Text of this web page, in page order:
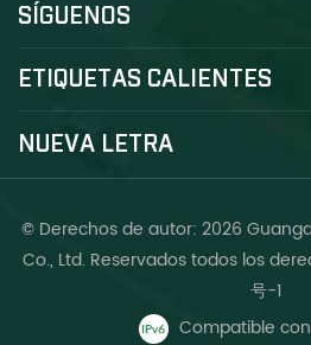
SÍGUENOS
ETIQUETAS CALIENTES
NUEVA LETRA
© Derechos de autor: 2026
Co., Ltd. Reservados todos los
号-1
Compatible